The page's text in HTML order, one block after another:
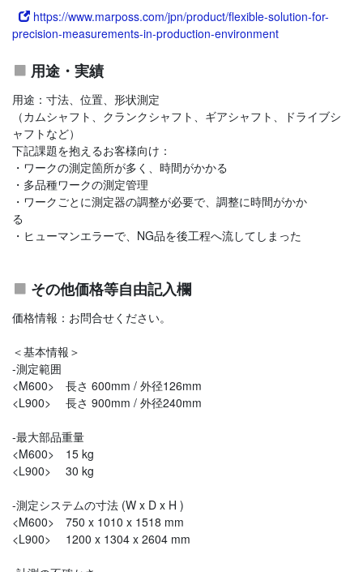
https://www.marposs.com/jpn/product/flexible-solution-for-
precision-measurements-in-production-environment
用途・実績
用途：寸法、位置、形状測定
（カムシャフト、クランクシャフト、ギアシャフト、ドライブシ
ャフトなど）
下記課題を抱えるお客様向け：
・ワークの測定箇所が多く、時間がかかる
・多品種ワークの測定管理
・ワークごとに測定器の調整が必要で、調整に時間がかか
る
・ヒューマンエラーで、NG品を後工程へ流してしまった
その他価格等自由記入欄
価格情報：お問合せください。
＜基本情報＞
-測定範囲
<M600> 長さ 600mm / 外径126mm
<L900> 長さ 900mm / 外径240mm
-最大部品重量
<M600> 15 kg
<L900> 30 kg
-測定システムの寸法 (W x D x H )
<M600> 750 x 1010 x 1518 mm
<L900> 1200 x 1304 x 2604 mm